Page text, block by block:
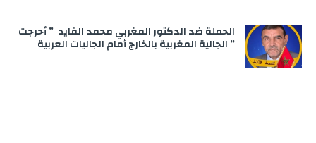
الحملة ضد الدكتور المغربي محمد الفايد ” أحرجت
” الجالية المغربية بالخارج أمام الجاليات العربية